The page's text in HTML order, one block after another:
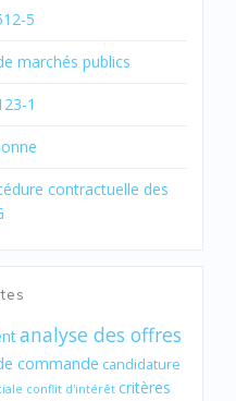
5
marchés publics
1
contractuelle des
analyse des offres
commande candidature
conflit d'intérêt critères